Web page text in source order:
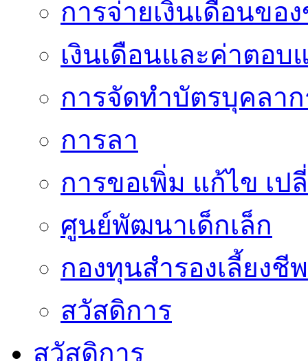
การจ่ายเงินเดือนขอ
เงินเดือนและค่าตอบ
การจัดทำบัตรบุคลา
การลา
การขอเพิ่ม แก้ไข เ
ศูนย์พัฒนาเด็กเล็ก
กองทุนสำรองเลี้ยงชีพ
สวัสดิการ
สวัสดิการ